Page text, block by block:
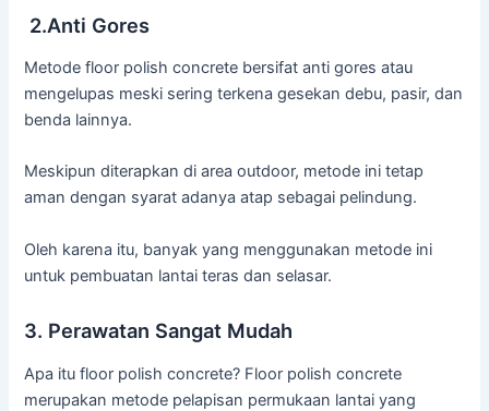
2.Anti Gores
Metode floor polish concrete bersifat anti gores atau
mengelupas meski sering terkena gesekan debu, pasir, dan
benda lainnya.
Meskipun diterapkan di area outdoor, metode ini tetap
aman dengan syarat adanya atap sebagai pelindung.
Oleh karena itu, banyak yang menggunakan metode ini
untuk pembuatan lantai teras dan selasar.
3. Perawatan Sangat Mudah
Apa itu floor polish concrete? Floor polish concrete
merupakan metode pelapisan permukaan lantai yang